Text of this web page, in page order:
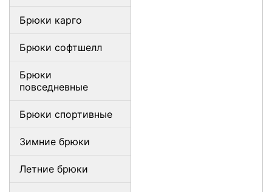
Брюки карго
Брюки софтшелл
Брюки
повседневные
Брюки спортивные
Зимние брюки
Летние брюки